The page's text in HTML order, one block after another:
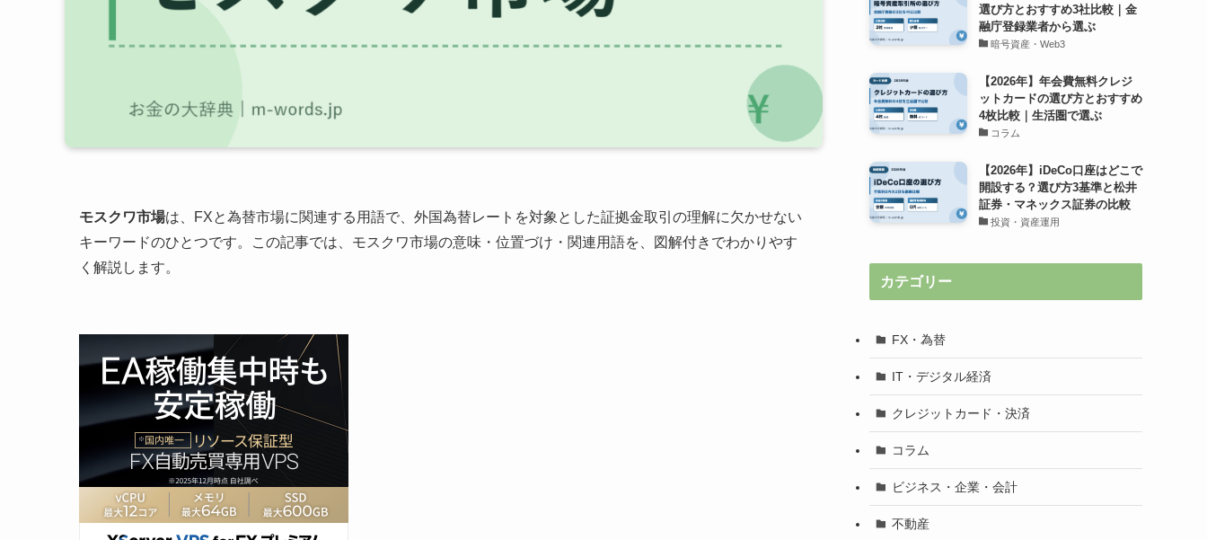
モスクワ市場は、FXと為替市場に関連する用語で、外国為替レートを対象とした証拠金取引の理解に欠かせない
キーワードのひとつです。この記事では、モスクワ市場の意味・位置づけ・関連用語を、図解付きでわかりやす
く解説します。
選び方とおすすめ3社比較｜金
融庁登録業者から選ぶ
暗号資産・Web3
【2026年】年会費無料クレジ
ットカードの選び方とおすすめ
4枚比較｜生活圏で選ぶ
コラム
【2026年】iDeCo口座はどこで
開設する？選び方3基準と松井
証券・マネックス証券の比較
投資・資産運用
カテゴリー
FX・為替
IT・デジタル経済
クレジットカード・決済
コラム
ビジネス・企業・会計
不動産